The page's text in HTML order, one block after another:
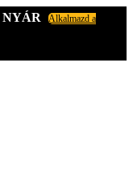
NYÁR
Alkalmazd a